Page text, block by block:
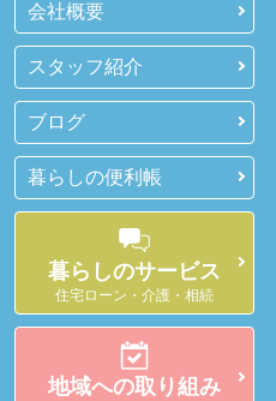
会社概要
スタッフ紹介
ブログ
暮らしの便利帳
暮らしのサービス
住宅ローン・介護・相続
地域への取り組み